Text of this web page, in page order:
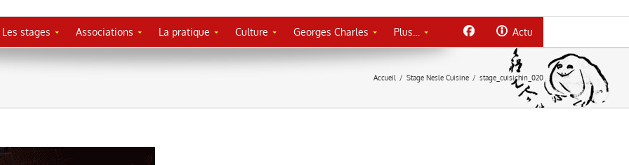
Les stages Associations La pratique Culture Georges Charles Plus… Actu
Accueil / Stage Nesle Cuisine / stage_cuisichin_020